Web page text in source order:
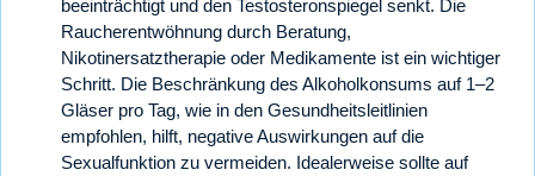
beeinträchtigt und den Testosteronspiegel senkt. Die
Raucherentwöhnung durch Beratung,
Nikotinersatztherapie oder Medikamente ist ein wichtiger
Schritt. Die Beschränkung des Alkoholkonsums auf 1–2
Gläser pro Tag, wie in den Gesundheitsleitlinien
empfohlen, hilft, negative Auswirkungen auf die
Sexualfunktion zu vermeiden. Idealerweise sollte auf